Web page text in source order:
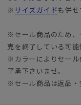
※ サイズガイドも併せ
※セール商品のため、
売を終了している可能
※カラーによりセール
了承下さいませ。
※セール商品は返品・